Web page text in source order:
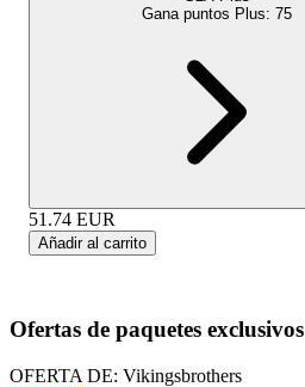
Gana puntos Plus: 75
51.74 EUR
Añadir al carrito
Ofertas de paquetes exclusivos
OFERTA DE: Vikingsbrothers